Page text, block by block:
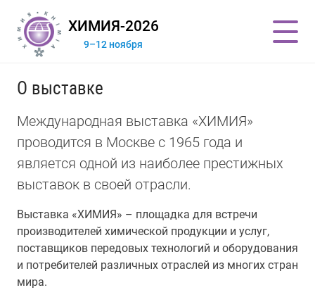
ХИМИЯ-2026
9–12 ноября
О выставке
Международная выставка «ХИМИЯ»
проводится в Москве с 1965 года и
является одной из наиболее престижных
выставок в своей отрасли.
Выставка «ХИМИЯ» – площадка для встречи
производителей химической продукции и услуг,
поставщиков передовых технологий и оборудования
и потребителей различных отраслей из многих стран
мира.